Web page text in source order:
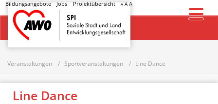
Bildungsangebote Jobs Projektübersicht A AA
Startseite
Veranstaltungen Sportveranstaltungen Line Dance
Line Dance